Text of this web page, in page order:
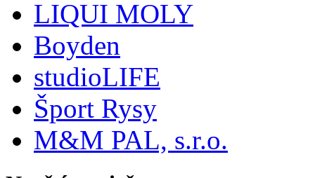
LIQUI MOLY
Boyden
studioLIFE
Šport Rysy
M&M PAL, s.r.o.